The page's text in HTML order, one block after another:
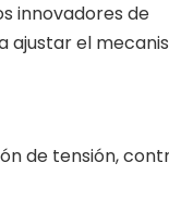
innovadores de
ajustar el
de tensión,